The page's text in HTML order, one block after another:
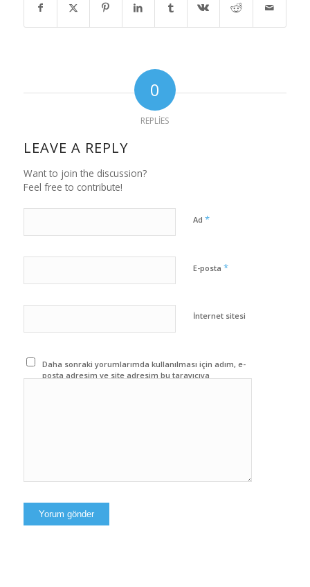
0
REPLIES
LEAVE A REPLY
Want to join the discussion?
Feel free to contribute!
Ad *
E-posta *
İnternet sitesi
Daha sonraki yorumlarımda kullanılması için adım, e-
posta adresim ve site adresim bu tarayıcıya